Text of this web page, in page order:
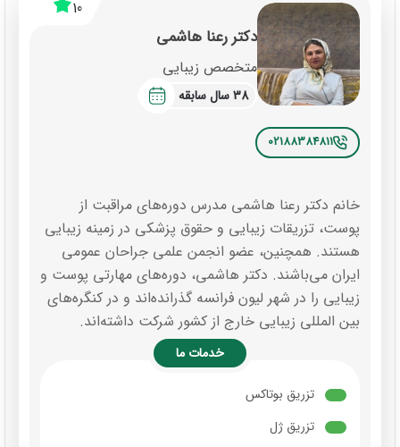
10
دکتر رعنا هاشمی
متخصص زیبایی
38 سال سابقه
02188384811
خانم دکتر رعنا هاشمی مدرس دوره‌های مراقبت از
پوست، تزریقات زیبایی و حقوق پزشکی در زمینه زیبایی
هستند. همچنین، عضو انجمن علمی جراحان عمومی
ایران می‌باشند. دکتر هاشمی، دوره‌های مهارتی پوست و
زیبایی را در شهر لیون فرانسه گذرانده‌اند و در کنگره‌های
بین المللی زیبایی خارج از کشور شرکت داشته‌اند.
خدمات ما
تزریق بوتاکس
تزریق ژل